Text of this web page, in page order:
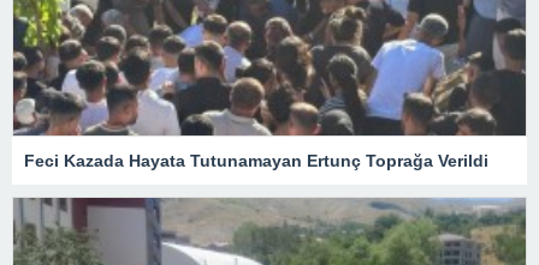
Feci Kazada Hayata Tutunamayan Ertunç Toprağa Verildi